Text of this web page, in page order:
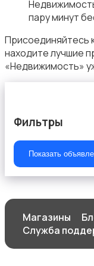
Продажа
Аренда гаражей
пару минут
Присоединяйтесь
находите лучшие
«Недвижимость»
Фильтры
Показать
Магазины
Служба